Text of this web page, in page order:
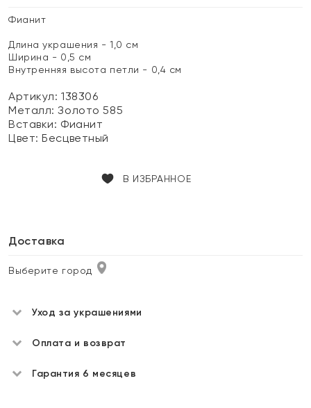
Фианит
Длина украшения - 1,0 см
Ширина - 0,5 см
Внутренняя высота петли - 0,4 см
Артикул: 138306
Металл:Золото 585
Вставки: Фианит
Цвет:Бесцветный
В ИЗБРАННОЕ
Доставка
Выберите город
Уход за украшениями
Оплата и возврат
Гарантия 6 месяцев